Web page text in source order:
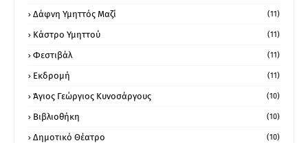
Δάφνη Υμηττός Μαζί (11)
Κάστρο Υμηττού (11)
Φεστιβάλ (11)
Εκδρομή (11)
Άγιος Γεώργιος Κυνοσάργους (10)
Βιβλιοθήκη (10)
Δημοτικό Θέατρο (10)